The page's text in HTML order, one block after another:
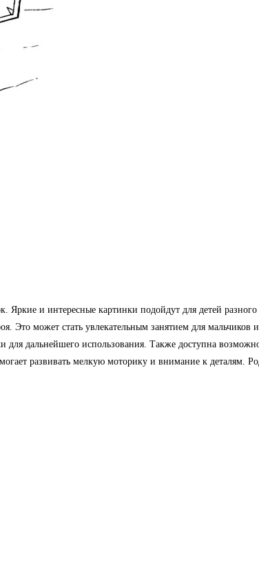
и интересные картинки подойдут для детей
Это может стать увлекательным занятием для
дальнейшего использования. Также доступна
развивать мелкую моторику и внимание к деталям.